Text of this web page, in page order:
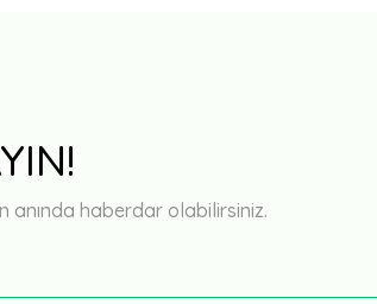
anında haberdar olabilirsiniz.